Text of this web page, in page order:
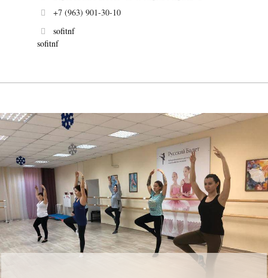
+7 (963) 901-30-10
sofitnf
sofitnf